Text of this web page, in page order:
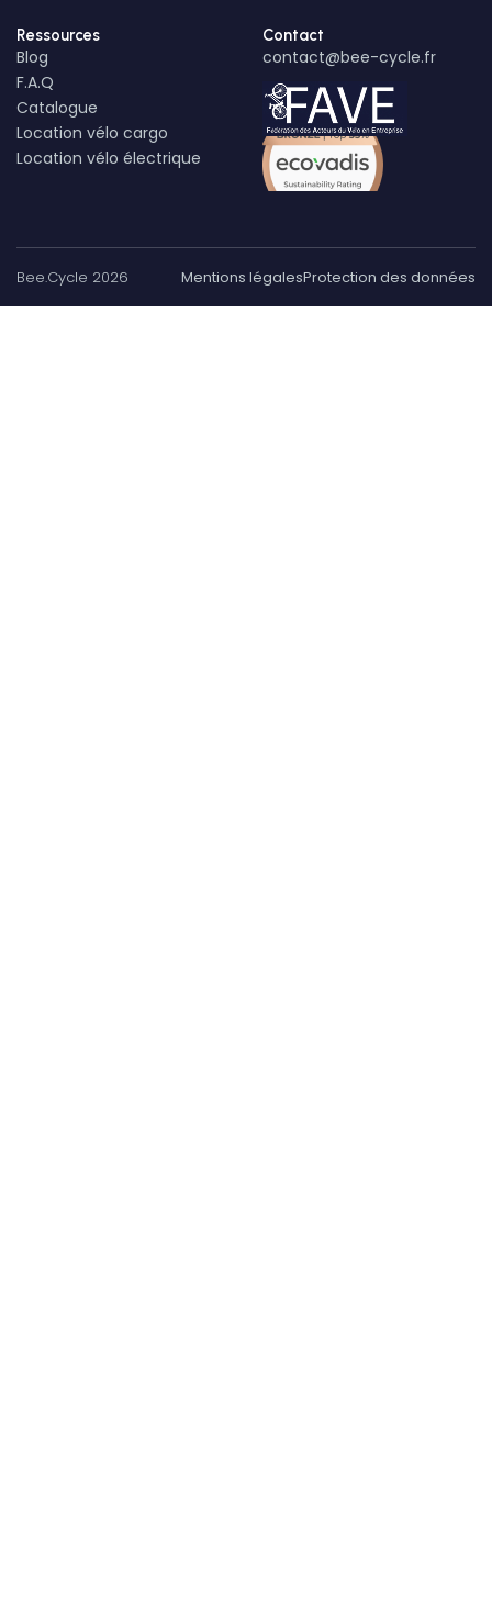
Ressources
Blog
F.A.Q
Catalogue
Location vélo cargo
Location vélo électrique
Contact
contact@bee-cycle.fr
Bee.Cycle 2026 Mentions légalesProtection des données